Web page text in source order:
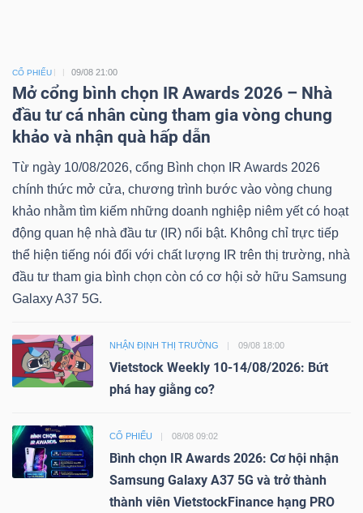
CỔ PHIẾU 09/08 21:00
Mở cổng bình chọn IR Awards 2026 – Nhà
đầu tư cá nhân cùng tham gia vòng chung
khảo và nhận quà hấp dẫn
Từ ngày 10/08/2026, cổng Bình chọn IR Awards 2026
chính thức mở cửa, chương trình bước vào vòng chung
khảo nhằm tìm kiếm những doanh nghiệp niêm yết có hoạt
động quan hệ nhà đầu tư (IR) nổi bật. Không chỉ trực tiếp
thể hiện tiếng nói đối với chất lượng IR trên thị trường, nhà
đầu tư tham gia bình chọn còn có cơ hội sở hữu Samsung
Galaxy A37 5G.
NHẬN ĐỊNH THỊ TRƯỜNG 09/08 18:00
Vietstock Weekly 10-14/08/2026: Bứt
phá hay giằng co?
CỔ PHIẾU 08/08 09:02
Bình chọn IR Awards 2026: Cơ hội nhận
Samsung Galaxy A37 5G và trở thành
thành viên VietstockFinance hạng PRO